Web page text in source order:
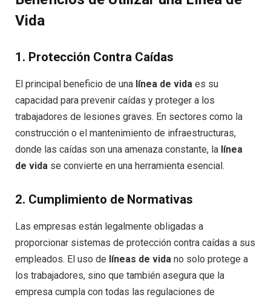
Vida
1. Protección Contra Caídas
El principal beneficio de una línea de vida es su
capacidad para prevenir caídas y proteger a los
trabajadores de lesiones graves. En sectores como la
construcción o el mantenimiento de infraestructuras,
donde las caídas son una amenaza constante, la línea
de vida se convierte en una herramienta esencial.
2. Cumplimiento de Normativas
Las empresas están legalmente obligadas a
proporcionar sistemas de protección contra caídas a sus
empleados. El uso de líneas de vida no solo protege a
los trabajadores, sino que también asegura que la
empresa cumpla con todas las regulaciones de